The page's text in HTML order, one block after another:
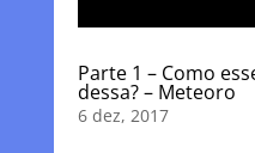
Parte 1 – Como
dessa? – Meteoro
6 dez, 2017